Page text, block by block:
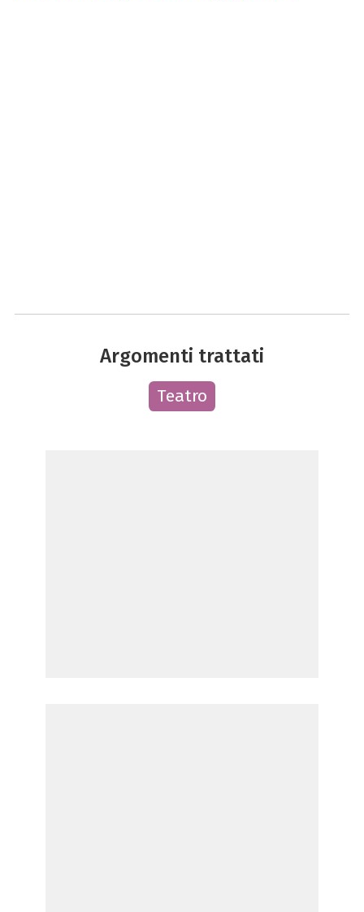
Argomenti trattati
Teatro